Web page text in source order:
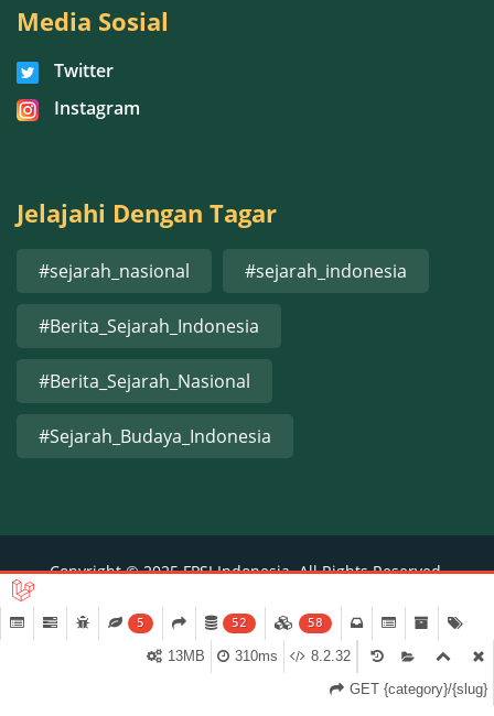
Media Sosial
Twitter
Instagram
Jelajahi Dengan Tagar
#sejarah_nasional #sejarah_indonesia
#Berita_Sejarah_Indonesia
#Berita_Sejarah_Nasional
#Sejarah_Budaya_Indonesia
Copyright © 2025 FPSI Indonesia. All Rights Reserved.
5 52 58
8.2.32
310ms
13MB
GET {category}/{slug}